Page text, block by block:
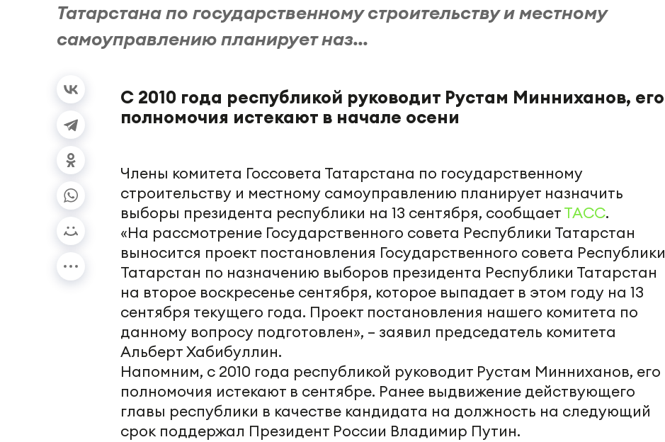
Татарстана по государственному строительству и местному
самоуправлению планирует наз...
С 2010 года республикой руководит Рустам Минниханов, его
полномочия истекают в начале осени
Члены комитета Госсовета Татарстана по государственному
строительству и местному самоуправлению планирует назначить
выборы президента республики на 13 сентября, сообщаетТАСС.
«На рассмотрение Государственного совета Республики Татарстан
выносится проект постановления Государственного совета Республики
Татарстан по назначению выборов президента Республики Татарстан
на второе воскресенье сентября, которое выпадает в этом году на 13
сентября текущего года. Проект постановления нашего комитета по
данному вопросу подготовлен», – заявил председатель комитета
Альберт Хабибуллин.
Напомним, с 2010 года республикой руководит Рустам Минниханов, его
полномочия истекают в сентябре. Ранее выдвижение действующего
главы республики в качестве кандидата на должность на следующий
срок поддержал Президент России Владимир Путин.